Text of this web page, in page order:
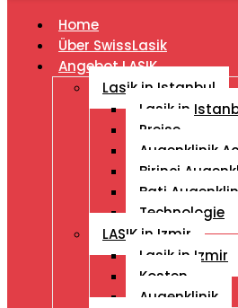
Home
Über SwissLasik
Angebot LASIK
Lasik in Istanbul
Lasik in
Preise
Augenklinik
Birinci
Bati
Technologie
LASIK in Izmir
Lasik in Izmir
Kosten
Augenklinik